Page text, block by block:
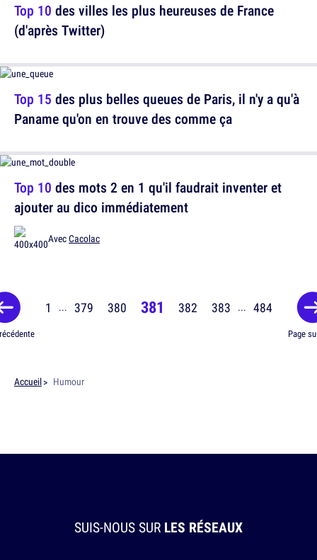
Top 15 des plus belles queues de Paris, il n'y a qu'à
Paname qu'on en trouve des comme ça
Top 10 des villes les plus heureuses de France
(d'après Twitter)
Top 10 des mots 2 en 1 qu'il faudrait inventer et
ajouter au dico immédiatement
AvecCacolac
1 ... 379 380 381 382 383 ... 484
Page
Accueil Humour
SUIS-NOUS SUR LES RÉSEAUX